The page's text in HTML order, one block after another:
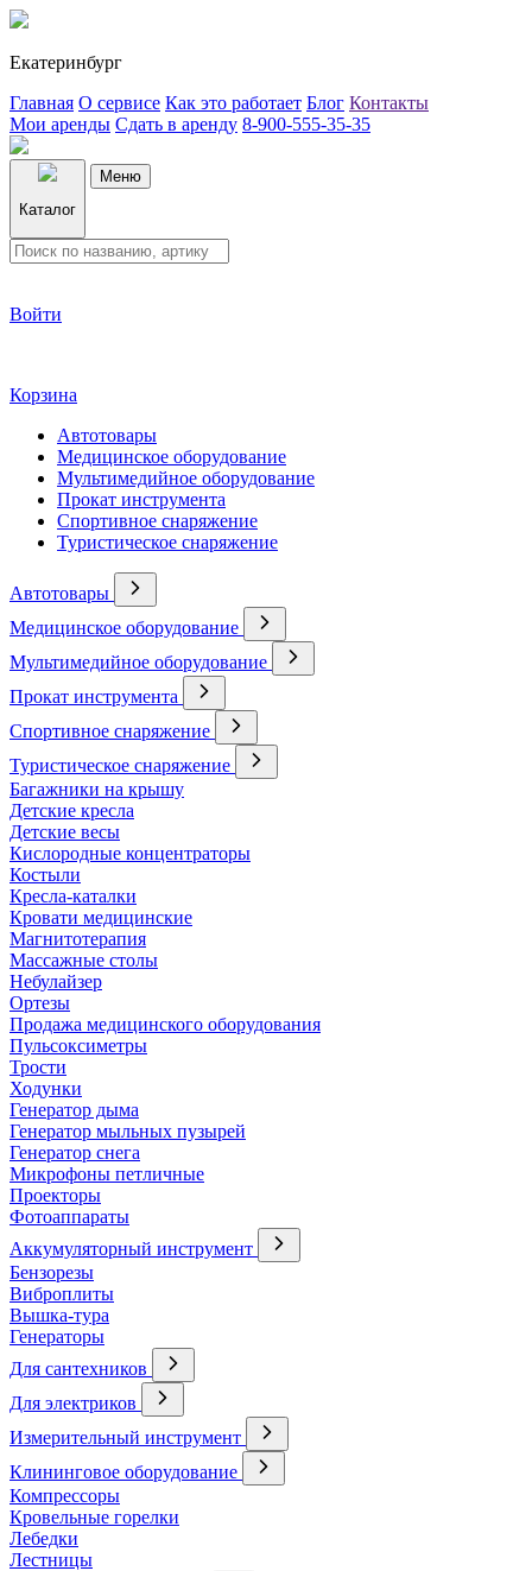
Екатеринбург
Главная О сервисе Как это работает Блог Контакты
Мои аренды Сдать в аренду 8-900-555-35-35
Каталог
Меню
Войти
Корзина
Автотовары
Медицинское оборудование
Мультимедийное оборудование
Прокат инструмента
Спортивное снаряжение
Туристическое снаряжение
Автотовары
Медицинское оборудование
Мультимедийное оборудование
Прокат инструмента
Спортивное снаряжение
Туристическое снаряжение
Багажники на крышу
Детские кресла
Детские весы
Кислородные концентраторы
Костыли
Кресла-каталки
Кровати медицинские
Магнитотерапия
Массажные столы
Небулайзер
Ортезы
Продажа медицинского оборудования
Пульсоксиметры
Трости
Ходунки
Генератор дыма
Генератор мыльных пузырей
Генератор снега
Микрофоны петличные
Проекторы
Фотоаппараты
Аккумуляторный инструмент
Бензорезы
Виброплиты
Вышка-тура
Генераторы
Для сантехников
Для электриков
Измерительный инструмент
Клининговое оборудование
Компрессоры
Кровельные горелки
Лебедки
Лестницы